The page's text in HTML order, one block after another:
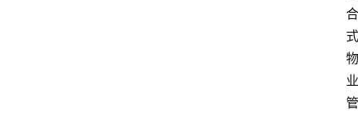
合
式
物
业
管